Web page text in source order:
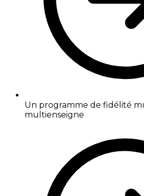
Un programme de fidélité
multienseigne